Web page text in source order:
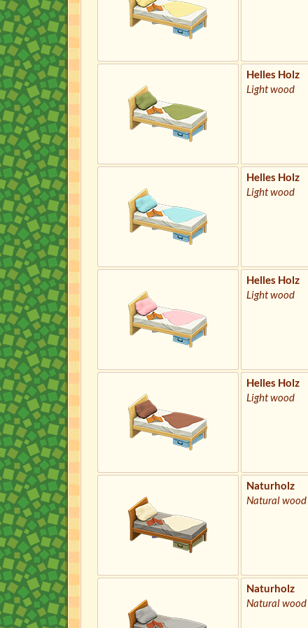
Helles Holz
Light wood
Helles Holz
Light wood
Helles Holz
Light wood
Helles Holz
Light wood
Naturholz
Natural wood
Naturholz
Natural wood